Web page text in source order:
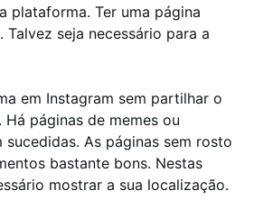
plataforma. Ter uma página
Talvez seja necessário para a
em Instagram sem partilhar o
páginas de memes ou
As páginas sem rosto
bastante bons. Nestas
mostrar a sua localização.